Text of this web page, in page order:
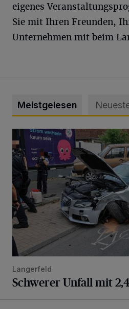
eigenes
Sie mit Ihren Freunden,
Unternehmen mit beim
Meistgelesen
Schwerer Unfall mit 2,48
Langerfeld
Schwerer Unfall mit